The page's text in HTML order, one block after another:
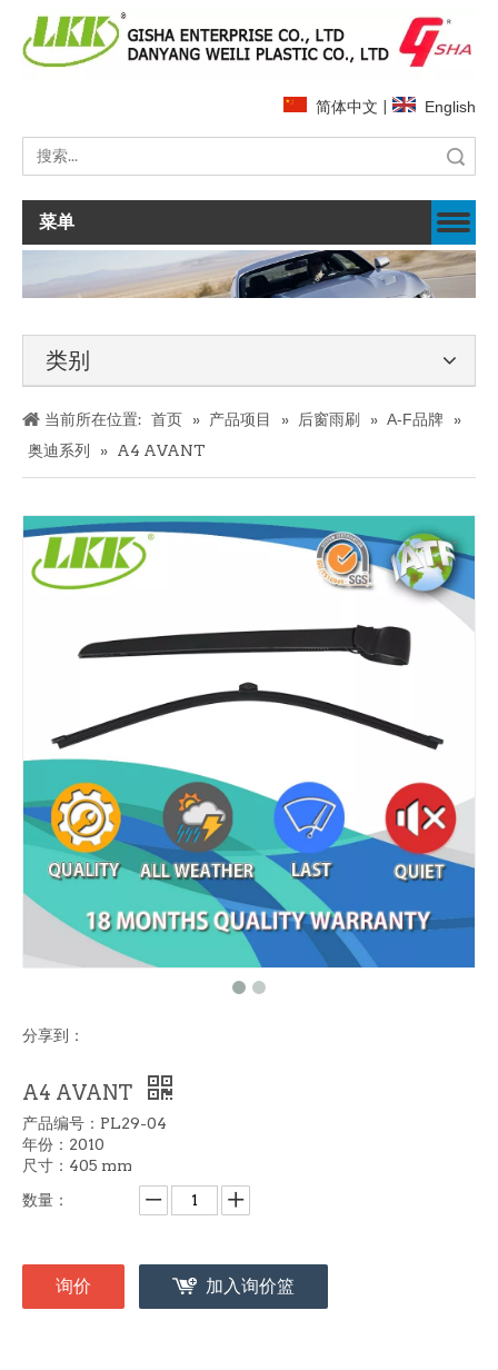
简体中文 | English
菜单
类别
当前所在位置: 首页 » 产品项目 » 后窗雨刷 » A-F品牌
»
奥迪系列
» A4 AVANT
分享到：
A4 AVANT
产品编号：PL29-04
年份：2010
尺寸：405 mm
数量：
询价 加入询价篮